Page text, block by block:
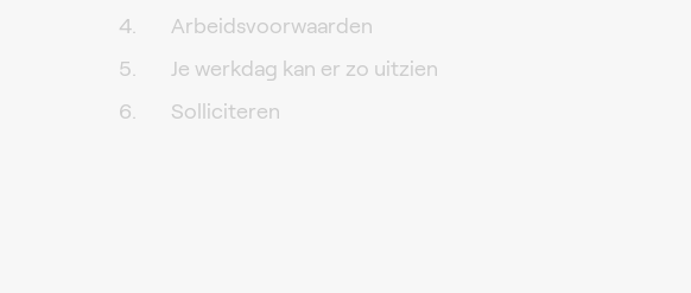
Arbeidsvoorwaarden
Je werkdag kan er zo uitzien
Solliciteren